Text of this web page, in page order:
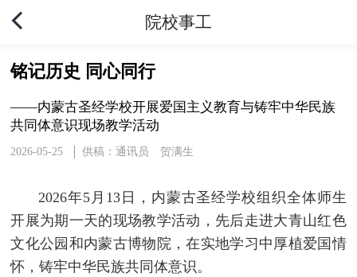
院校事工
铭记历史 同心同行
——内蒙古圣经学校开展爱国主义教育与铸牢中华民族
共同体意识现场教学活动
2026-05-25 供稿：通讯员 贺满生
2026年5月13日，内蒙古圣经学校组织全体师生
开展为期一天的现场教学活动，先后走进大青山红色
文化公园和内蒙古博物院，在实地学习中厚植爱国情
怀，铸牢中华民族共同体意识。